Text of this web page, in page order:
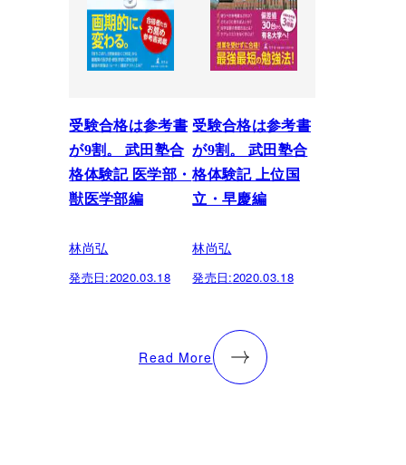
受験合格は参考書
が9割。 武田塾合
格体験記 医学部・
獣医学部編
林尚弘
発売日:2020.03.18
受験合格は参考書
が9割。 武田塾合
格体験記 上位国
立・早慶編
林尚弘
発売日:2020.03.18
Read More